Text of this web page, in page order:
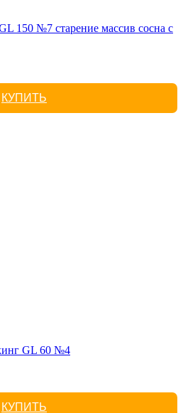
150 №7 старение массив сосна с
КУПИТЬ
GL 60 №4
КУПИТЬ